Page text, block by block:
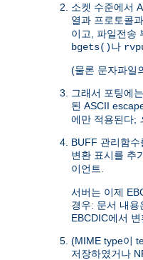
소켓 수준에서
열과 프로토콜
이고, 파일전송
bgets()나
(물론 문자파일
그래서 포팅에
된 ASCII
에만 적용된다;
BUFF 관리함
변환 표시를 추
이언트
서버는 이제
경우: 문서 내
EBCDIC에서
(MIME type이
저장하였거나